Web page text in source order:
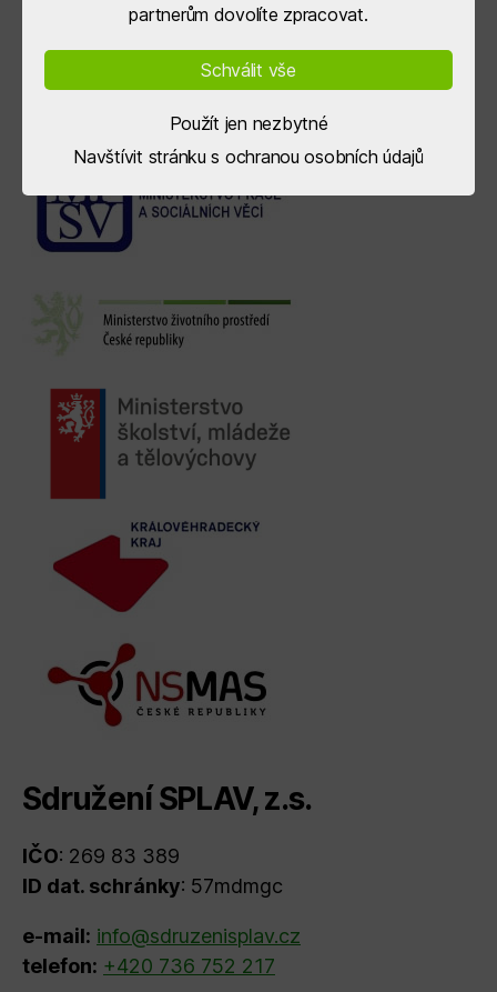
Sdružení SPLAV, z.s.
IČO: 269 83 389
ID dat. schránky: 57mdmgc
e-mail: info@sdruzenisplav.cz
telefon: +420 736 752 217
partnerům dovolíte zpracovat.
Schválit vše
Použít jen nezbytné
Navštívit stránku s ochranou osobních údajů